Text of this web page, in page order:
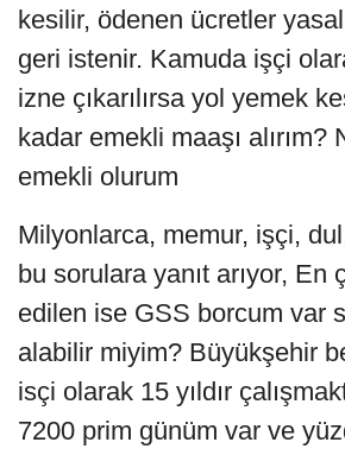
kesilir, ödenen ücretler
geri istenir. Kamuda işçi
izne çıkarılırsa yol yemek
kadar emekli maaşı alırım?
emekli olurum
Milyonlarca, memur, işçi,
bu sorulara yanıt arıyor, En
edilen ise GSS borcum var
alabilir miyim? Büyükşehir
isçi olarak 15 yıldır
7200 prim günüm var ve